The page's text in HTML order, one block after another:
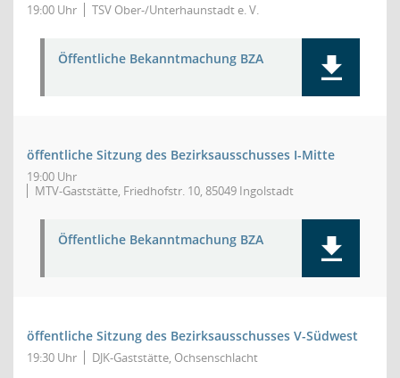
19:00 Uhr TSV Ober-/Unterhaunstadt e. V.
Öffentliche Bekanntmachung BZA
öffentliche Sitzung des Bezirksausschusses I-Mitte
19:00 Uhr
MTV-Gaststätte, Friedhofstr. 10, 85049 Ingolstadt
Öffentliche Bekanntmachung BZA
öffentliche Sitzung des Bezirksausschusses V-Südwest
19:30 Uhr DJK-Gaststätte, Ochsenschlacht